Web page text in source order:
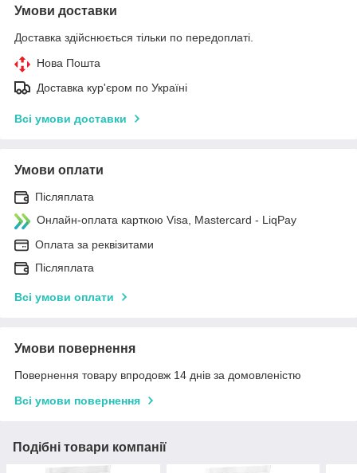
Умови доставки
Доставка здійснюється тільки по передоплаті.
Нова Пошта
Доставка кур'єром по Україні
Всі умови доставки
Умови оплати
Післяплата
Онлайн-оплата карткою Visa, Mastercard - LiqPay
Оплата за реквізитами
Післяплата
Всі умови оплати
Умови повернення
Повернення товару впродовж 14 днів за домовленістю
Всі умови повернення
Подібні товари компанії